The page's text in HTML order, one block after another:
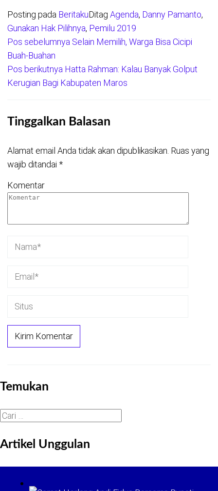
Posting pada BeritakuDitag Agenda, Danny Pamanto,
Gunakan Hak Pilihnya, Pemilu 2019
Navigasi
pos
Pos sebelumnya Selain Memilih, Warga Bisa Cicipi
Buah-Buahan
Pos berikutnya Hatta Rahman: Kalau Banyak Golput
Kerugian Bagi Kabupaten Maros
Tinggalkan Balasan
Alamat email Anda tidak akan dipublikasikan. Ruas yang
wajib ditandai *
Komentar
Temukan
Cari
Artikel Unggulan